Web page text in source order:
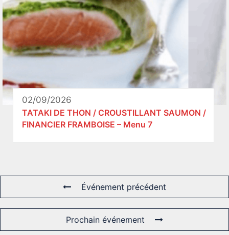
02/09/2026
TATAKI DE THON / CROUSTILLANT SAUMON /
FINANCIER FRAMBOISE – Menu 7
Événement précédent
Prochain événement